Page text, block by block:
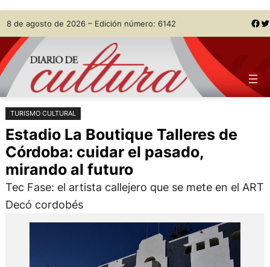
Saltar
al
contenido
Skip
to
content
8 de agosto de 2026 – Edición número: 6142 Facebook Twitter
TURISMO CULTURAL
Estadio La Boutique Talleres de
Córdoba: cuidar el pasado,
mirando al futuro
Tec Fase: el artista callejero que se mete en el ART
Decó cordobés